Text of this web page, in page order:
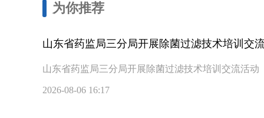
为你推荐
山东省药监局三分局开展除菌过滤技术培训交
山东省药监局三分局开展除菌过滤技术培训交流活动
2026-08-06 16:17